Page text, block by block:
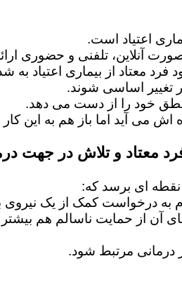
اعتیاد است.
آنلاین، تلفنی و حضوری
فرد معتاد از بیماری اعتیاد
تغییر اساسی شوند.
خود را از دست می دهد.
اش می آید اما باز هم به این
معتاد و تلاش در جهت
نقطه ای برسد که:
به درخواست کمک از یک نیروی
آن از حمایت ناسالم هم
درمانی مرتبط شود.